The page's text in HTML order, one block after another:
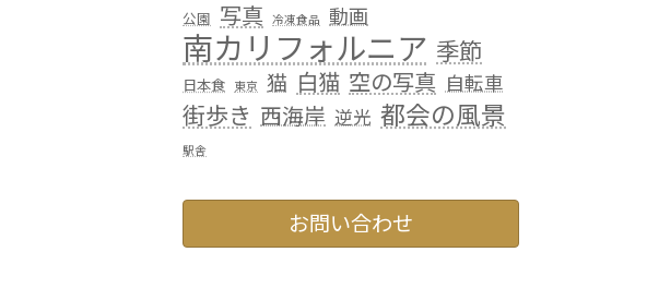
公園 写真 冷凍食品 動画
南カリフォルニア 季節
日本食 東京 猫 白猫 空の写真 自転車
街歩き 西海岸 逆光 都会の風景
駅舎
お問い合わせ